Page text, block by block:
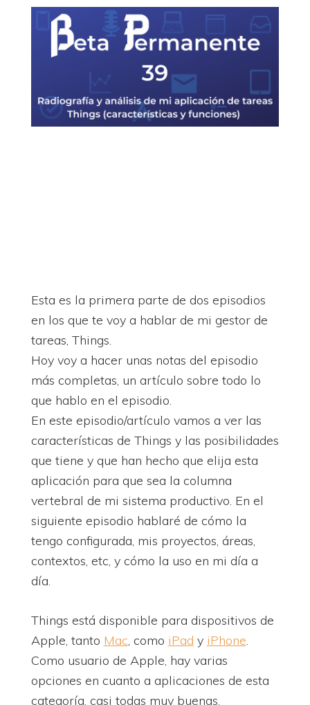
Esta es la primera parte de dos episodios
en los que te voy a hablar de mi gestor de
tareas, Things.
Hoy voy a hacer unas notas del episodio
más completas, un artículo sobre todo lo
que hablo en el episodio.
En este episodio/artículo vamos a ver las
características de Things y las posibilidades
que tiene y que han hecho que elija esta
aplicación para que sea la columna
vertebral de mi sistema productivo. En el
siguiente episodio hablaré de cómo la
tengo configurada, mis proyectos, áreas,
contextos, etc, y cómo la uso en mi día a
día.
Things está disponible para dispositivos de
Apple, tanto Mac, como iPad y iPhone.
Como usuario de Apple, hay varias
opciones en cuanto a aplicaciones de esta
categoría, casi todas muy buenas.